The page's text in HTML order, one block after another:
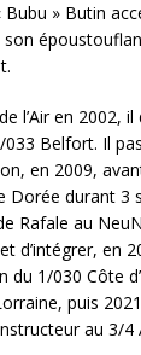
Bubu » Butin
l’Air en 2002,
033 Belfort. Il
en 2009,
Dorée durant 3
Rafale au
d’intégrer, en
du 1/030 Côte
puis
au 3/4